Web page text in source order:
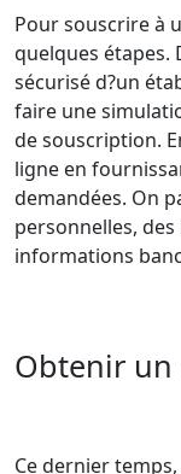
Pour souscrire à
quelques étapes.
sécurisé d?un
faire une
de souscription.
ligne en
demandées. On
personnelles,
informations
Obtenir
Ce dernier